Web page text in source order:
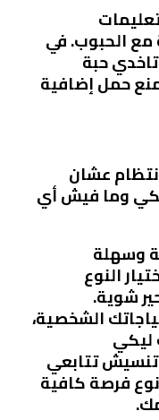
مع الحبوب. في
حبة
حمل إضافية
عشان
وما فيش أي
وسهلة
النوع
شوية.
الشخصية،
ليكي
تتابعي
فرصة كافية